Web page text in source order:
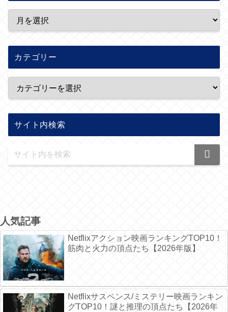
カテゴリー
サイト内検索
人気記事
Netflixアクション映画ランキングTOP10！
筋肉と火力の頂点たち【2026年版】
Netflixサスペンス/ミステリー映画ランキン
グTOP10！謎と推理の頂点たち【2026年